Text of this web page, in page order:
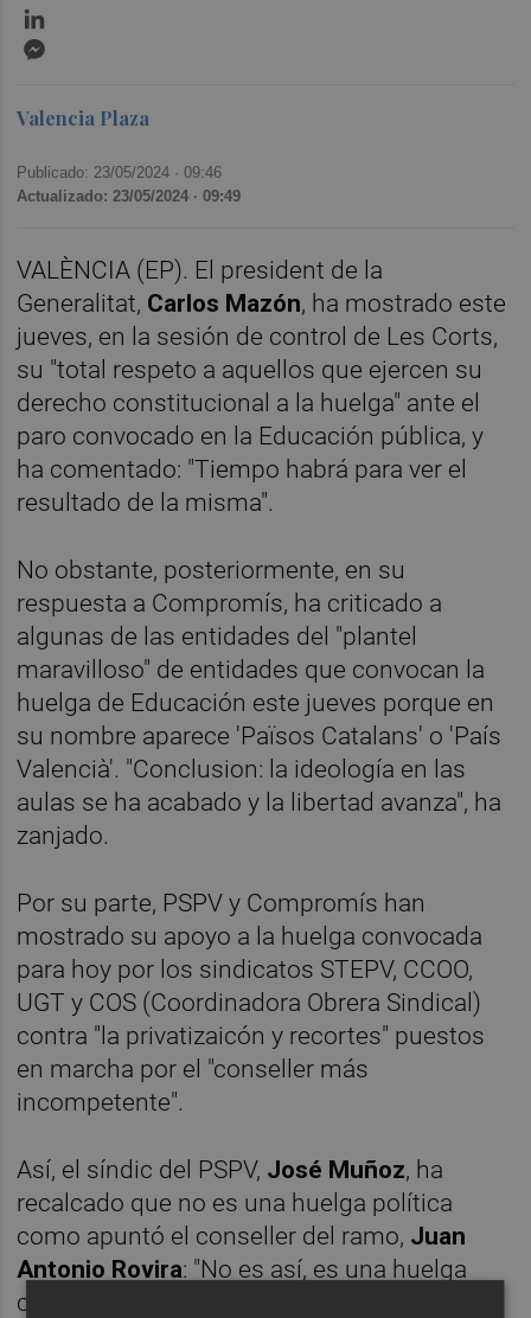
Valencia Plaza
Publicado: 23/05/2024 ·09:46
Actualizado: 23/05/2024 · 09:49
VALÈNCIA (EP). El president de la
Generalitat, Carlos Mazón, ha mostrado este
jueves, en la sesión de control de Les Corts,
su "total respeto a aquellos que ejercen su
derecho constitucional a la huelga" ante el
paro convocado en la Educación pública, y
ha comentado: "Tiempo habrá para ver el
resultado de la misma".
No obstante, posteriormente, en su
respuesta a Compromís, ha criticado a
algunas de las entidades del "plantel
maravilloso" de entidades que convocan la
huelga de Educación este jueves porque en
su nombre aparece 'Països Catalans' o 'País
Valencià'. "Conclusion: la ideología en las
aulas se ha acabado y la libertad avanza", ha
zanjado.
Por su parte, PSPV y Compromís han
mostrado su apoyo a la huelga convocada
para hoy por los sindicatos STEPV, CCOO,
UGT y COS (Coordinadora Obrera Sindical)
contra "la privatizaicón y recortes" puestos
en marcha por el "conseller más
incompetente".
Así, el síndic del PSPV, José Muñoz, ha
recalcado que no es una huelga política
como apuntó el conseller del ramo, Juan
Antonio Rovira: "No es así, es una huelga
contra las políticas de privatización, de